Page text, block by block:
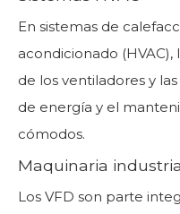
En sistemas de
acondicionado
de los ventiladores y
de energía y el
cómodos.
Maquinaria
Los VFD son parte